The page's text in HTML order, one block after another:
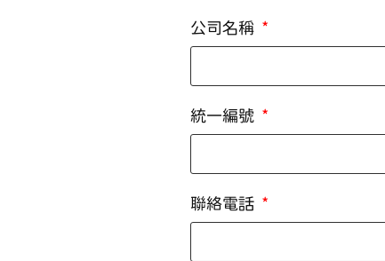
公司名稱
統一編號
聯絡電話